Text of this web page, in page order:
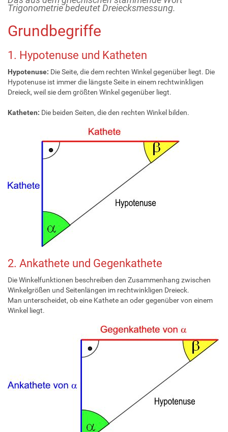
Trigonometrie bedeutet Dreiecksmessung.
Grundbegriffe
1. Hypotenuse und Katheten
Hypotenuse: Die Seite, die dem rechten Winkel gegenüber liegt. Die
Hypotenuse ist immer die längste Seite in einem rechtwinkligen
Dreieck, weil sie dem größten Winkel gegenüber liegt.
Katheten: Die beiden Seiten, die den rechten Winkel bilden.
2. Ankathete und Gegenkathete
Die Winkelfunktionen beschreiben den Zusammenhang zwischen
Winkelgrößen und Seitenlängen im rechtwinkligen Dreieck.
Man unterscheidet, ob eine Kathete an oder gegenüber von einem
Winkel liegt.